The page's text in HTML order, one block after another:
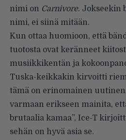
nimi on Carnivore. Jokseekin
nimi, ei siinä mitään.
Kun ottaa huomioon, että
tuotosta ovat keränneet
musiikkikentän ja
Tuska-keikkakin kirvoitti
tämä on erinomainen
varmaan erikseen mainita,
brutaalia kamaa”, Ice-T
sehän on hyvä asia se.